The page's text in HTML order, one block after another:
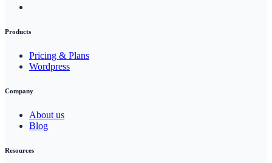
Products
Pricing & Plans
Wordpress
Company
About us
Blog
Resources